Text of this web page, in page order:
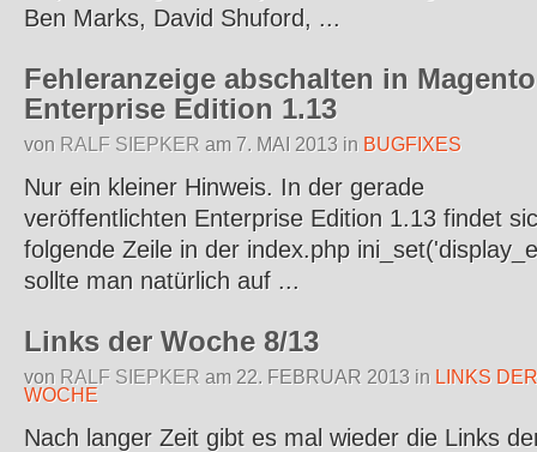
Ben Marks, David Shuford, ...
Fehleranzeige abschalten in Magento
Enterprise Edition 1.13
von RALF SIEPKER am 7. MAI 2013 in BUGFIXES
Nur ein kleiner Hinweis. In der gerade
veröffentlichten Enterprise Edition 1.13 findet
folgende Zeile in der index.php
sollte man natürlich auf ...
Links der Woche 8/13
von RALF SIEPKER am 22. FEBRUAR 2013 in LINKS DER
WOCHE
Nach langer Zeit gibt es mal wieder die Links